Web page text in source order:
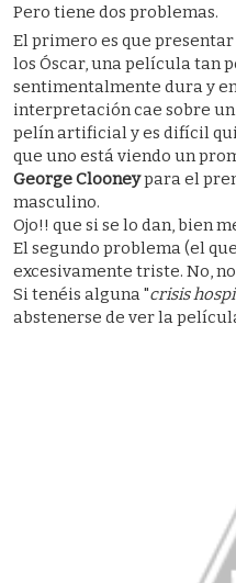
Pero tiene dos problemas.
El primero es que
los Óscar, una película tan
sentimentalmente dura y
interpretación cae sobre
pelín artificial y es difícil
que uno está viendo un
George Clooneypara el
masculino.
Ojo!! que si se lo dan, bien
El segundo problema (el
excesivamente triste. No,
Si tenéis alguna "crisis
abstenerse de ver la